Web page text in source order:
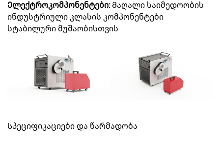
Ელექტროკომპონენტები: Მაღალი საიმედოობის
ინდუსტრიული კლასის კომპონენტები
სტაბილური მუშაობისთვის
Სპეციფიკაციები და წარმადობა